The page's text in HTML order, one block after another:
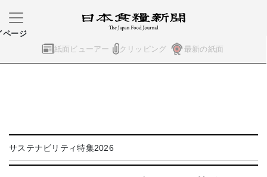
紙面ビューアー クリッピング 最新の紙面
ページ
サステナビリティ特集2026